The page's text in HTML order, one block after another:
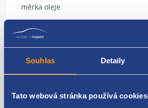
Souhlas Detaily
Tato webová stránka používá cookies
měrka oleje
délka (v mm): 532
hmotnost ( v kg ): 0,06
váha [g]: 60
max.delka [mm]: 488
min.delka [mm]: 514
originální číslo Renault